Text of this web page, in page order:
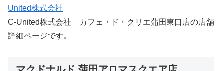
United株式会社
C-United株式会社 カフェ・ド・クリエ蒲田東口店の店舗
詳細ページです。